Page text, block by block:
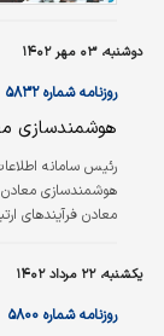
دوشنبه، ۰۳ مهر ۱۴۰۲
روزنامه شماره ۵۸۳۲
هوشمندسازی
رئیس سامانه
هوشمندسازی
معادن فرآیندهای
هوشمند یا
یا شبکه عصبی
بیولوژیک مدل
یکشنبه، ۲۲ مرداد ۱۴۰۲
روزنامه شماره ۵۸۰۰